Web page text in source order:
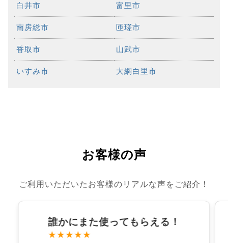
白井市 富里市
南房総市 匝瑳市
香取市 山武市
いすみ市 大網白里市
お客様の声
ご利用いただいたお客様のリアルな声をご紹介！
誰かにまた使ってもらえる！
★★★★★